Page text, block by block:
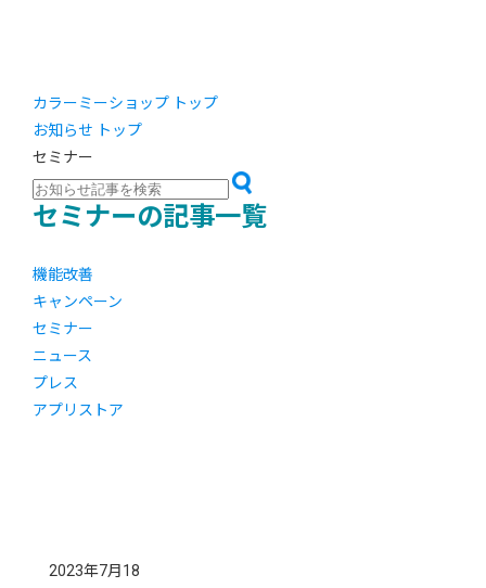
カラーミーショップ トップ
お知らせ トップ
セミナー
セミナーの記事一覧
機能改善
キャンペーン
セミナー
ニュース
プレス
アプリストア
2023年7月18